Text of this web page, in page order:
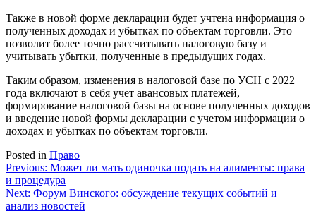
Также в новой форме декларации будет учтена информация о
полученных доходах и убытках по объектам торговли. Это
позволит более точно рассчитывать налоговую базу и
учитывать убытки, полученные в предыдущих годах.
Таким образом, изменения в налоговой базе по УСН с 2022
года включают в себя учет авансовых платежей,
формирование налоговой базы на основе полученных доходов
и введение новой формы декларации с учетом информации о
доходах и убытках по объектам торговли.
Posted in Право
Навигация
по
записям
Previous: Может ли мать одиночка подать на алименты: права
и процедура
Next: Форум Винского: обсуждение текущих событий и
анализ новостей